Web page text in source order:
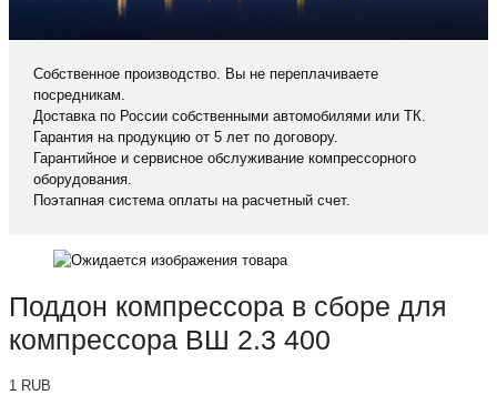
Собственное производство. Вы не переплачиваете
посредникам.
Доставка по России собственными автомобилями или ТК.
Гарантия на продукцию от 5 лет по договору.
Гарантийное и сервисное обслуживание компрессорного
оборудования.
Поэтапная система оплаты на расчетный счет.
Поддон компрессора в сборе для
компрессора ВШ 2.3 400
1 RUB